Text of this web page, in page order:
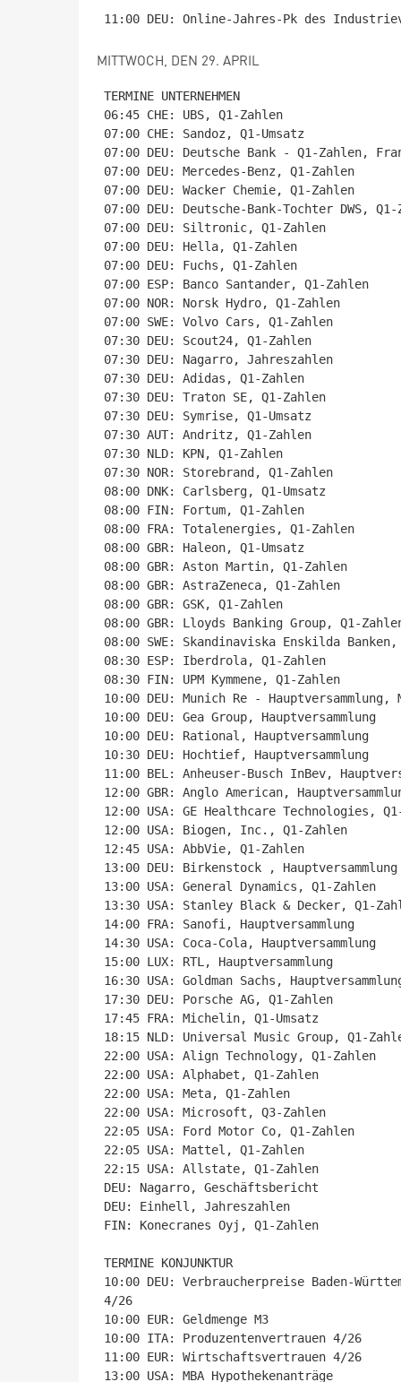
MITTWOCH, DEN 29. APRIL
TERMINE UNTERNEHMEN
06:45 CHE: UBS, Q1-Zahlen
07:00 CHE: Sandoz, Q1-Umsatz
07:00 DEU: Deutsche Bank - Q1-Zahlen,
07:00 DEU: Mercedes-Benz, Q1-Zahlen
07:00 DEU: Wacker Chemie, Q1-Zahlen
07:00 DEU: Deutsche-Bank-Tochter DWS, Q1-
07:00 DEU: Siltronic, Q1-Zahlen
07:00 DEU: Hella, Q1-Zahlen
07:00 DEU: Fuchs, Q1-Zahlen
07:00 ESP: Banco Santander, Q1-Zahlen
07:00 NOR: Norsk Hydro, Q1-Zahlen
07:00 SWE: Volvo Cars, Q1-Zahlen
07:30 DEU: Scout24, Q1-Zahlen
07:30 DEU: Nagarro, Jahreszahlen
07:30 DEU: Adidas, Q1-Zahlen
07:30 DEU: Traton SE, Q1-Zahlen
07:30 DEU: Symrise, Q1-Umsatz
07:30 AUT: Andritz, Q1-Zahlen
07:30 NLD: KPN, Q1-Zahlen
07:30 NOR: Storebrand, Q1-Zahlen
08:00 DNK: Carlsberg, Q1-Umsatz
08:00 FIN: Fortum, Q1-Zahlen
08:00 FRA: Totalenergies, Q1-Zahlen
08:00 GBR: Haleon, Q1-Umsatz
08:00 GBR: Aston Martin, Q1-Zahlen
08:00 GBR: AstraZeneca, Q1-Zahlen
08:00 GBR: GSK, Q1-Zahlen
08:00 GBR: Lloyds Banking Group, Q1-
08:00 SWE: Skandinaviska Enskilda Banken,
08:30 ESP: Iberdrola, Q1-Zahlen
08:30 FIN: UPM Kymmene, Q1-Zahlen
10:00 DEU: Munich Re - Hauptversammlung,
10:00 DEU: Gea Group, Hauptversammlung
10:00 DEU: Rational, Hauptversammlung
10:30 DEU: Hochtief, Hauptversammlung
11:00 BEL: Anheuser-Busch InBev,
12:00 GBR: Anglo American,
12:00 USA: GE Healthcare Technologies,
12:00 USA: Biogen, Inc., Q1-Zahlen
12:45 USA: AbbVie, Q1-Zahlen
13:00 DEU: Birkenstock , Hauptversammlung
13:00 USA: General Dynamics, Q1-Zahlen
13:30 USA: Stanley Black & Decker, Q1-
14:00 FRA: Sanofi, Hauptversammlung
14:30 USA: Coca-Cola, Hauptversammlung
15:00 LUX: RTL, Hauptversammlung
16:30 USA: Goldman Sachs,
17:30 DEU: Porsche AG, Q1-Zahlen
17:45 FRA: Michelin, Q1-Umsatz
18:15 NLD: Universal Music Group, Q1-
22:00 USA: Align Technology, Q1-Zahlen
22:00 USA: Alphabet, Q1-Zahlen
22:00 USA: Meta, Q1-Zahlen
22:00 USA: Microsoft, Q3-Zahlen
22:05 USA: Ford Motor Co, Q1-Zahlen
22:05 USA: Mattel, Q1-Zahlen
22:15 USA: Allstate, Q1-Zahlen
DEU: Nagarro, Geschäftsbericht
DEU: Einhell, Jahreszahlen
FIN: Konecranes Oyj, Q1-Zahlen
TERMINE KONJUNKTUR
10:00 DEU: Verbraucherpreise Baden-
4/26
10:00 EUR: Geldmenge M3
10:00 ITA: Produzentenvertrauen 4/26
11:00 EUR: Wirtschaftsvertrauen 4/26
13:00 USA: MBA Hypothekenanträge